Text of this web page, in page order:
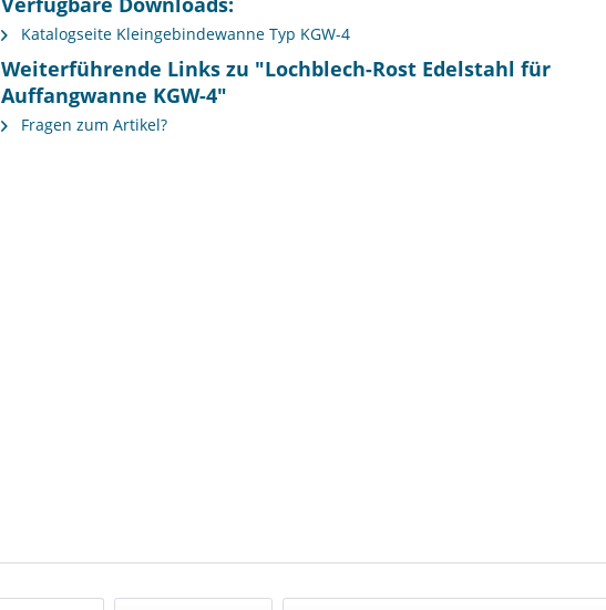
Katalogseite Kleingebindewanne Typ KGW-4
Weiterführende Links zu "Lochblech-Rost Edelstahl für
Auffangwanne KGW-4"
Fragen zum Artikel?